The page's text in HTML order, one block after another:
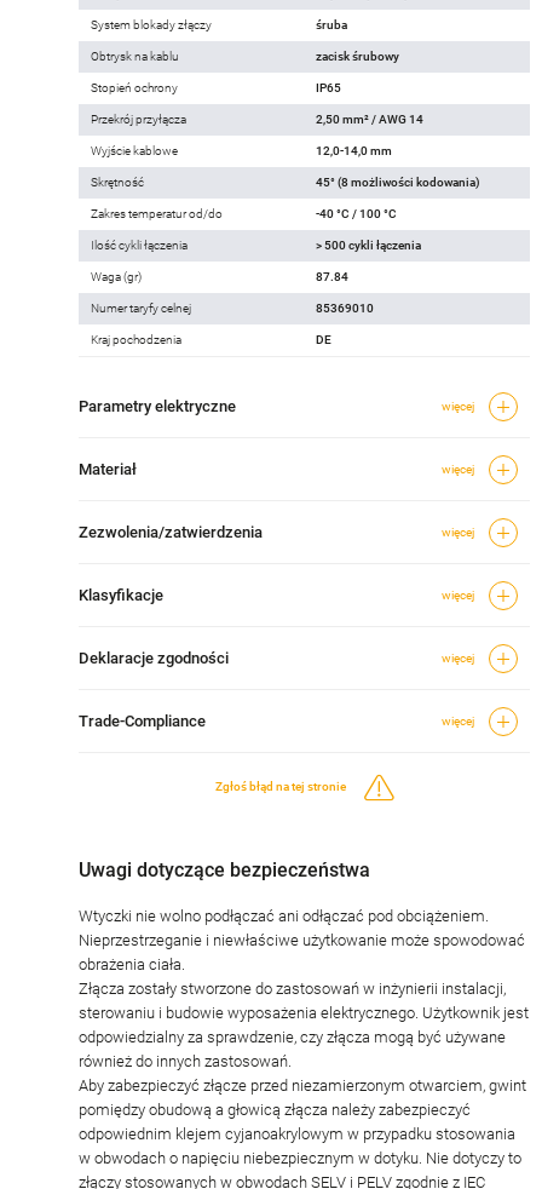
System blokady złączy śruba
Obtrysk na kablu zacisk śrubowy
Stopień ochrony IP65
Przekrój przyłącza 2,50 mm² / AWG 14
Wyjście kablowe 12,0-14,0 mm
Skrętność 45° (8 możliwości kodowania)
Zakres temperatur od/do -40 °C / 100 °C
Ilość cykli łączenia > 500 cykli łączenia
Waga (gr) 87.84
Numer taryfy celnej 85369010
Kraj pochodzenia DE
Parametry elektryczne więcej
Materiał więcej
Zezwolenia/zatwierdzenia więcej
Klasyfikacje więcej
Deklaracje zgodności więcej
Trade-Compliance więcej
Zgłoś błąd na tej stronie
Uwagi dotyczące bezpieczeństwa
Wtyczki nie wolno podłączać ani odłączać pod obciążeniem.
Nieprzestrzeganie i niewłaściwe użytkowanie może spowodować
obrażenia ciała.
Złącza zostały stworzone do zastosowań w inżynierii instalacji,
sterowaniu i budowie wyposażenia elektrycznego. Użytkownik jest
odpowiedzialny za sprawdzenie, czy złącza mogą być używane
również do innych zastosowań.
Aby zabezpieczyć złącze przed niezamierzonym otwarciem, gwint
pomiędzy obudową a głowicą złącza należy zabezpieczyć
odpowiednim klejem cyjanoakrylowym w przypadku stosowania
w obwodach o napięciu niebezpiecznym w dotyku. Nie dotyczy to
złączy stosowanych w obwodach SELV i PELV zgodnie z IEC